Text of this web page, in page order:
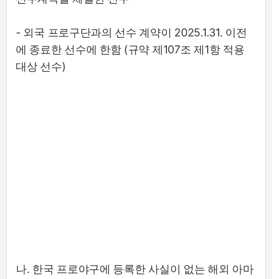
- 외국 프로구단과의 선수 계약이 2025.1.31. 이전
에 종료한 선수에 한함 (규약 제107조 제1항 적용
대상 선수)
나. 한국 프로야구에 등록한 사실이 없는 해외 아마